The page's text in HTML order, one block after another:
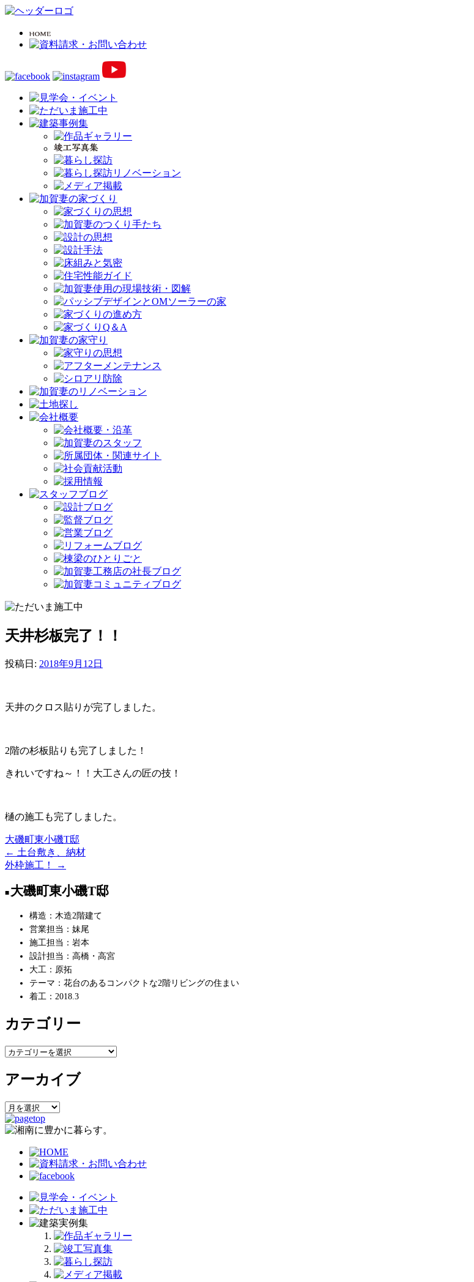
天井杉板完了！！
投稿日: 2018年9月12日
天井のクロス貼りが完了しました。
2階の杉板貼りも完了しました！
きれいですね～！！大工さんの匠の技！
樋の施工も完了しました。
大磯町東小磯T邸
投
稿
ナ
← 土台敷き、納材
外枠施工！
→
大磯町東小磯T邸
構造：木造2階建て
営業担当：妹尾
施工担当：岩本
設計担当：高橋・高宮
大工：原拓
テーマ：花台のあるコンパクトな2階リビングの住まい
着工：2018.3
カテゴリー
カ
ゴ
ー
アーカイブ
ア
ー
カ